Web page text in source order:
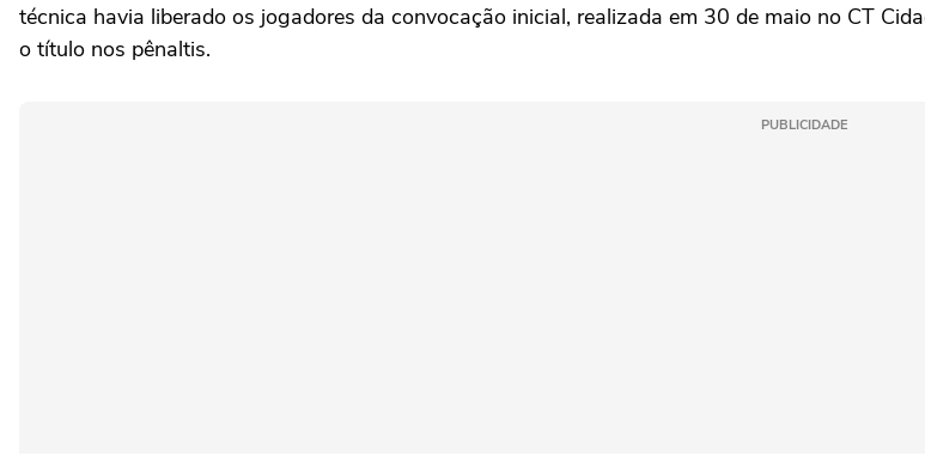
técnica havia liberado os jogadores da convocação inicial, realizada em 30 de maio no CT
o título nos pênaltis.
PUBLICIDADE